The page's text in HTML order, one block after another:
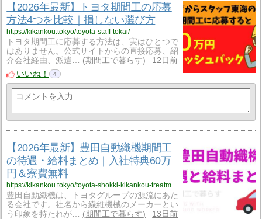
【2026年最新】トヨタ期間工の応募
方法4つを比較｜損しない選び方
https://kikankou.tokyo/toyota-staff-tokai/
トヨタ期間工に応募する方法は、実はひとつで
はありません。公式サイトからの直接応募、紹
介会社経由、派遣…
期間工で暮らす
12日前
いいね！
4
【2026年最新】豊田自動織機期間工
の待遇・給料まとめ｜入社特典60万
円＆寮費無料
豊田自動織機は、トヨタグループの源流にあた
る会社です。社名から繊維機械のメーカーとい
う印象を持たれが…
期間工で暮らす
13日前